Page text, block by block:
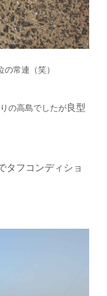
常連（笑）
の高島でしたが良型
タフコンディショ